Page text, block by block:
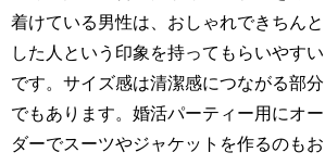
着けている男性は、おしゃれできちんと
した人という印象を持ってもらいやすい
です。サイズ感は清潔感につながる部分
でもあります。婚活パーティー用にオー
ダーでスーツやジャケットを作るのもお